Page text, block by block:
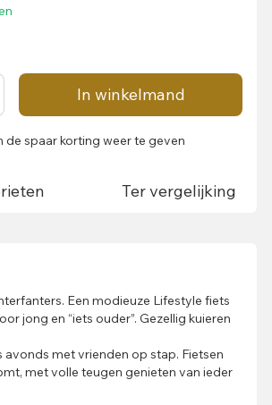
In winkelmand
de spaar korting weer te geven
Ter vergelijking
Een modieuze Lifestyle fiets
jong en “iets ouder”. Gezellig kuieren
avonds met vrienden op stap. Fietsen
met volle teugen genieten van ieder